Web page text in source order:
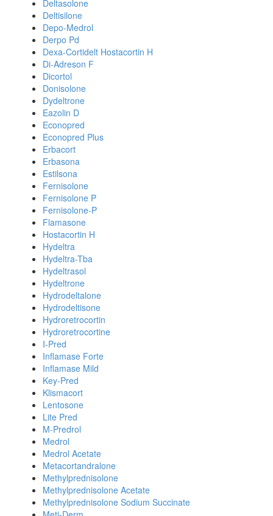
Deltasolone
Deltisilone
Depo-Medrol
Derpo Pd
Dexa-Cortidelt Hostacortin H
Di-Adreson F
Dicortol
Donisolone
Dydeltrone
Eazolin D
Econopred
Econopred Plus
Erbacort
Erbasona
Estilsona
Fernisolone
Fernisolone P
Fernisolone-P
Flamasone
Hostacortin H
Hydeltra
Hydeltra-Tba
Hydeltrasol
Hydeltrone
Hydrodeltalone
Hydrodeltisone
Hydroretrocortin
Hydroretrocortine
I-Pred
Inflamase Forte
Inflamase Mild
Key-Pred
Klismacort
Lentosone
Lite Pred
M-Predrol
Medrol
Medrol Acetate
Metacortandralone
Methylprednisolone
Methylprednisolone Acetate
Methylprednisolone Sodium Succinate